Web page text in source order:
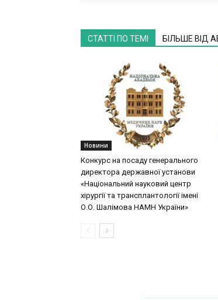
СТАТТІ ПО ТЕМІ БІЛЬШЕ ВІД
Новини
Конкурс на посаду генерального
директора державної установи
«Національний науковий центр
хірургії та трансплантології імені
О.О. Шалімова НАМН України»